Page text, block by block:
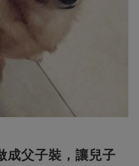
成父子裝，讓兒子